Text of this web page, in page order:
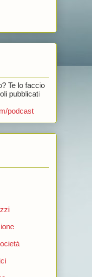
Te lo faccio
pubblicati
podcast